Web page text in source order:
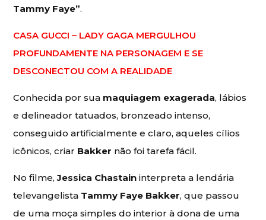
Tammy Faye”.
CASA GUCCI – LADY GAGA MERGULHOU
PROFUNDAMENTE NA PERSONAGEM E SE
DESCONECTOU COM A REALIDADE
Conhecida por sua maquiagem exagerada, lábios
e delineador tatuados, bronzeado intenso,
conseguido artificialmente e claro, aqueles cílios
icônicos, criar Bakker não foi tarefa fácil.
No filme,Jessica Chastain interpreta a lendária
televangelista Tammy Faye Bakker, que passou
de uma moça simples do interior à dona de uma